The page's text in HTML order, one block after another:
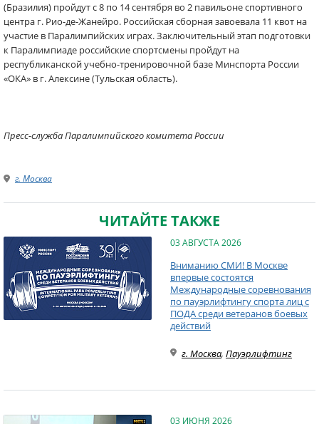
(Бразилия) пройдут с 8 по 14 сентября во 2 павильоне спортивного
центра г. Рио-де-Жанейро. Российская сборная завоевала 11 квот на
участие в Паралимпийских играх. Заключительный этап подготовки
к Паралимпиаде российские спортсмены пройдут на
республиканской учебно-тренировочной базе Минспорта России
«ОКА» в г. Алексине (Тульская область).
Пресс-служба Паралимпийского комитета России
г. Москва
ЧИТАЙТЕ ТАКЖЕ
03 АВГУСТА 2026
Вниманию СМИ! В Москве
впервые состоятся
Международные соревнования
по пауэрлифтингу спорта лиц с
ПОДА среди ветеранов боевых
действий
г. Москва, Пауэрлифтинг
03 ИЮНЯ 2026